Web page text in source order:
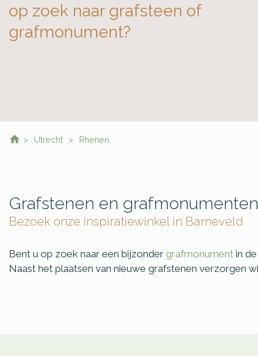
op zoek naar grafsteen of
grafmonument?
Utrecht Rhenen
Grafstenen en
Bezoek onze inspiratiewinkel in Barneveld
Bent u op zoek naar een bijzonder grafmonument in
Naast het plaatsen van nieuwe grafstenen verzorgen